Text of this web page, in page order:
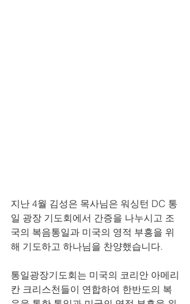
지난 4월 김성은 목사님은 워싱턴 DC 통
일 광장 기도회에서 간증을 나누시고 조
국의 복음통일과 미국의 영적 부흥을 위
해 기도하고 하나님을 찬양했습니다.
통일광장기도회는 미국의 코리안 아메리
칸 크리스천들이 연합하여 한반도의 복